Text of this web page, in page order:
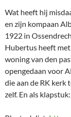
Wat heeft hij
en zijn kompaan
1922 in
Hubertus heeft
woning van den
opengedaan voor
die aan de RK kerk
zelf. En als